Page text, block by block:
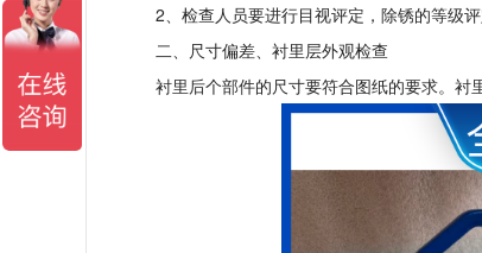
2、检查人员要进行目视评定，除锈的等级评
二、尺寸偏差、衬里层外观检查
衬里后个部件的尺寸要符合图纸的要求。衬